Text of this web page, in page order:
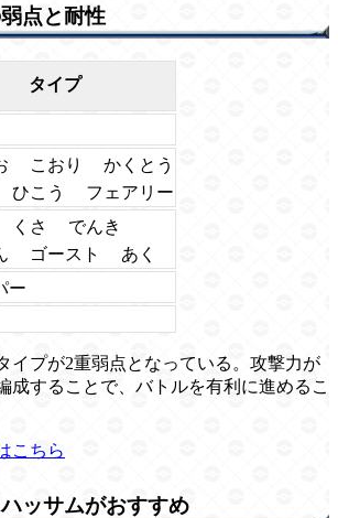
点と耐性
タイプ
こおり
かくとう
ひこう フェアリー
くさ
でんき
ゴースト
あく
ー
イプが2重弱点となっている。攻撃力が
成することで、バトルを有利に進めるこ
こちら
ッサムがおすすめ